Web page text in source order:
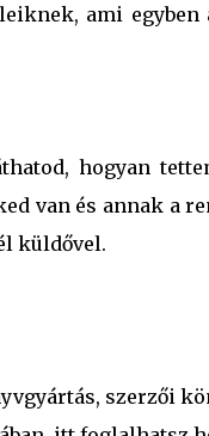
ami
hogyan
van és annak a
küldővel.
szerzői